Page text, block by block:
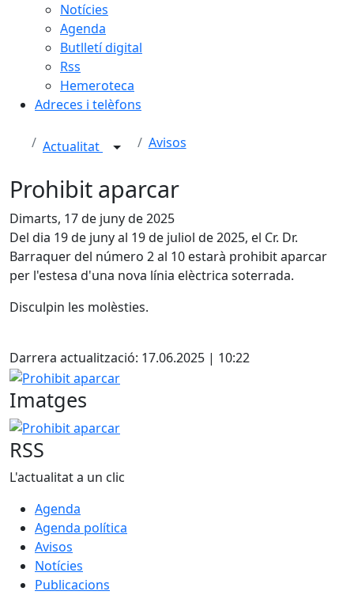
Notícies
Agenda
Butlletí digital
Rss
Hemeroteca
Adreces i telèfons
Actualitat Avisos
Prohibit aparcar
Dimarts, 17 de juny de 2025
Del dia 19 de juny al 19 de juliol de 2025, el Cr. Dr.
Barraquer del número 2 al 10 estarà prohibit aparcar
per l'estesa d'una nova línia elèctrica soterrada.
Disculpin les molèsties.
Darrera actualització: 17.06.2025 | 10:22
Prohibit aparcar
Imatges
Prohibit aparcar
RSS
L'actualitat a un clic
Agenda
Agenda política
Avisos
Notícies
Publicacions